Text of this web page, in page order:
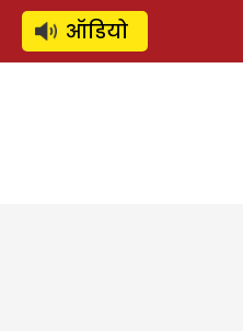
SUBSCRIBE
ऑडियो